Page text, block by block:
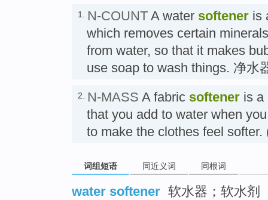
1. N-COUNT A water softener is
which removes certain
from water, so that it makes
use soap to wash things. 净水
2. N-MASS A fabric softener is a
that you add to water when
to make the clothes feel softer.
词组短语 同近义词 同根词
water softener 软水器；软水剂